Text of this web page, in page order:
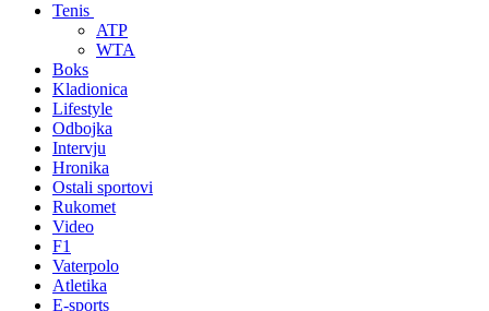
Tenis
ATP
WTA
Boks
Kladionica
Lifestyle
Odbojka
Intervju
Hronika
Ostali sportovi
Rukomet
Video
F1
Vaterpolo
Atletika
E-sports